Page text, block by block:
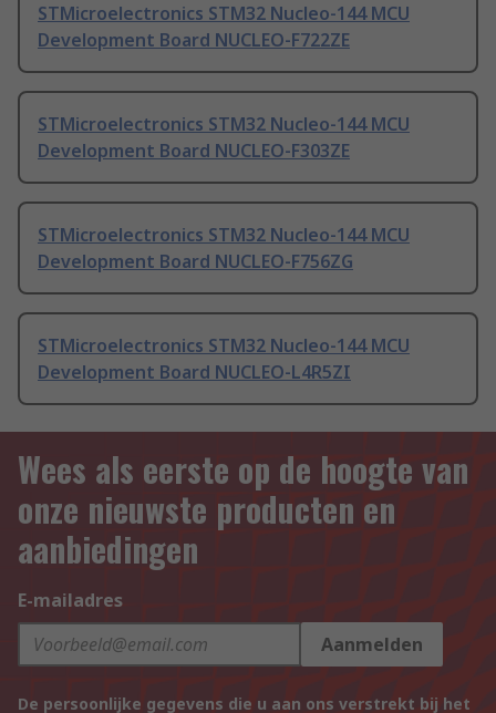
STMicroelectronics STM32 Nucleo-144 MCU
Development Board NUCLEO-F722ZE
STMicroelectronics STM32 Nucleo-144 MCU
Development Board NUCLEO-F303ZE
STMicroelectronics STM32 Nucleo-144 MCU
Development Board NUCLEO-F756ZG
STMicroelectronics STM32 Nucleo-144 MCU
Development Board NUCLEO-L4R5ZI
Wees als eerste op de hoogte van
onze nieuwste producten en
aanbiedingen
E-mailadres
Aanmelden
De persoonlijke gegevens die u aan ons verstrekt bij het